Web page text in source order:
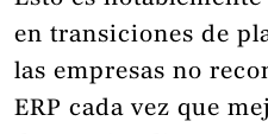
en transiciones de
las empresas no
ERP cada vez que